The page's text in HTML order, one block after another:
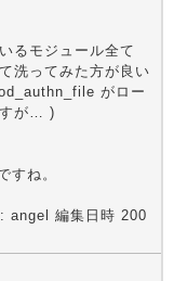
るモジュール全て
洗ってみた方が良い
がロー
すが… )
すね。
angel 編集日時 200